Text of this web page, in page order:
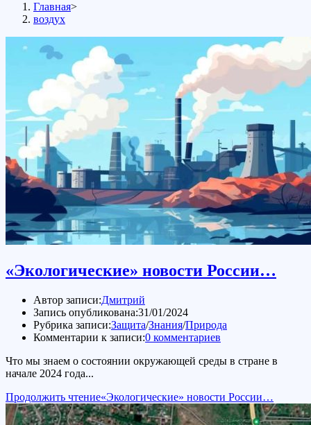
Главная>
воздух
«Экологические» новости России…
Автор записи:Дмитрий
Запись опубликована:31/01/2024
Рубрика записи:Защита/Знания/Природа
Комментарии к записи:0 комментариев
Что мы знаем о состоянии окружающей среды в стране в
начале 2024 года...
Продолжить чтение«Экологические» новости России…